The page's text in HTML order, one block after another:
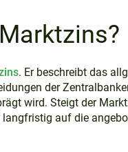
. Er beschreibt das
der
wird. Steigt der
auf die